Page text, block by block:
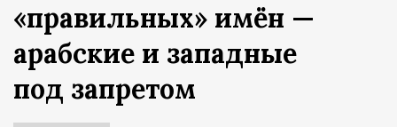
«правильных» имён —
арабские и западные
под запретом